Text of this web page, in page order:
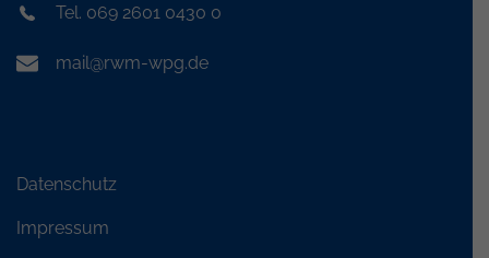
Tel. 069 2601 0430 0
mail@rwm-wpg.de
Datenschutz
Impressum